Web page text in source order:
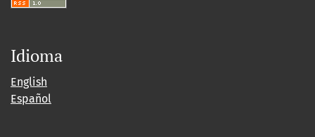
Idioma
English
Español